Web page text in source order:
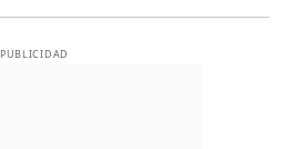
PUBLICIDAD